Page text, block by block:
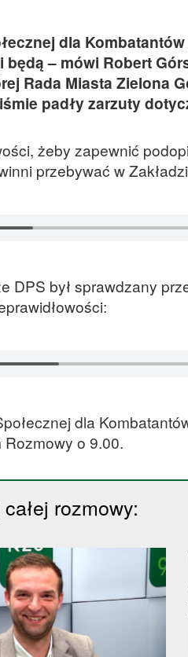
dla
będą – mówi Robert
Rada Miasta Zielona
padły zarzuty
żeby zapewnić
przebywać w
DPS był sprawdzany
dla
Rozmowy o 9.00.
rozmowy: